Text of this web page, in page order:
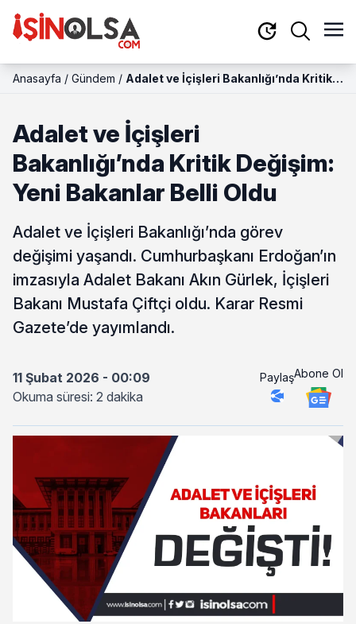
Anasayfa / Gündem / Adalet ve İçişleri Bakanlığı’nda Kritik
Adalet ve İçişleri
Bakanlığı’nda Kritik Değişim:
Yeni Bakanlar Belli Oldu
Adalet ve İçişleri Bakanlığı’nda görev
değişimi yaşandı. Cumhurbaşkanı Erdoğan’ın
imzasıyla Adalet Bakanı Akın Gürlek, İçişleri
Bakanı Mustafa Çiftçi oldu. Karar Resmi
Gazete’de yayımlandı.
11 Şubat 2026 - 00:09
Okuma süresi: 2 dakika
PaylaşAbone Ol